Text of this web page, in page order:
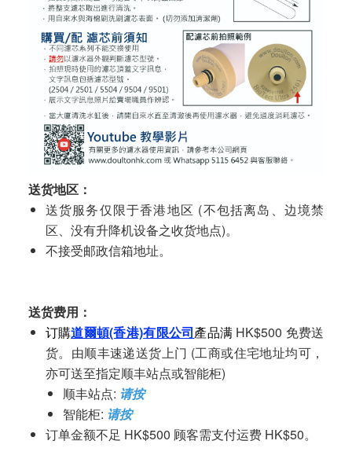
送货地区：
送货服务仅限于香港地区 (不包括离岛、边境禁
区、没有升降机设备之收货地点)。
不接受邮政信箱地址。
送货费用：
订購道爾頓(香港)有限公司產品满 HK$500 免费送
货。由顺丰速递送货上门 (工商或住宅地址均可，
亦可送至指定顺丰站点或智能柜)
顺丰站点: 请按
智能柜: 请按
订单金额不足 HK$500 顾客需支付运费 HK$50。